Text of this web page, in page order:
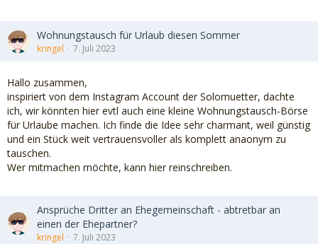
Wohnungstausch für Urlaub diesen Sommer
kringel 7. Juli 2023
Hallo zusammen,
inspiriert von dem Instagram Account der Solomuetter, dachte
ich, wir könnten hier evtl auch eine kleine Wohnungstausch-Börse
für Urlaube machen. Ich finde die Idee sehr charmant, weil günstig
und ein Stück weit vertrauensvoller als komplett anaonym zu
tauschen.
Wer mitmachen möchte, kann hier reinschreiben.
Ansprüche Dritter an Ehegemeinschaft - abtretbar an
einen der Ehepartner?
kringel 7. Juli 2023